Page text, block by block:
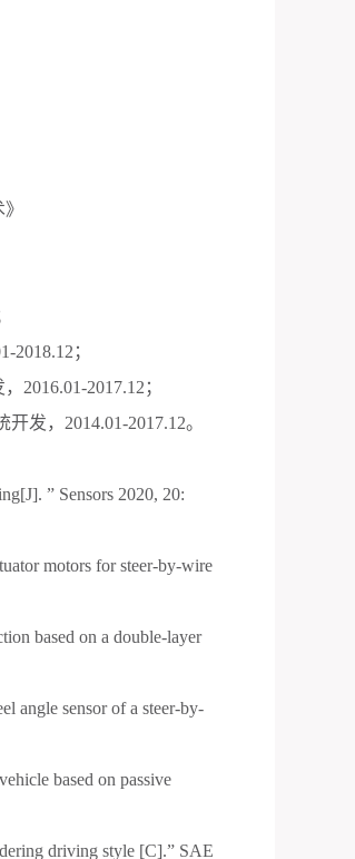
2018.12 ；
2016.01-2017.12 ；
发， 2014.01-2017.12。
” Sensors 2020, 20:
motors for steer-by-wire
based on a double-layer
angle sensor of a steer-by-
based on passive
driving style [C].” SAE